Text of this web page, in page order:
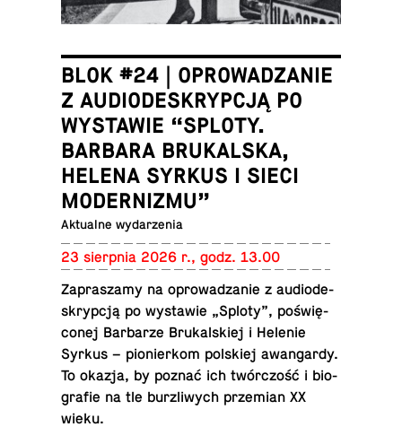
BLOK #24 | OPROWADZANIE
Z AUDIODESKRYPCJĄ PO
WYSTAWIE “SPLOTY.
BARBARA BRUKALSKA,
HELENA SYRKUS I SIECI
MODERNIZMU”
Ak­tu­al­ne wydarzenia
23 sierp­nia 2026 r., godz. 13.00
Za­pra­sza­my na opro­wa­dza­nie z au­dio­de­
skryp­cją po wy­sta­wie „Sploty”, po­świę­
co­nej Bar­ba­rze Bru­kal­skiej i Helenie
Syrkus – pio­nier­kom pol­skiej awan­gar­dy.
To okazja, by poznać ich twór­czość i bio­
gra­fie na tle burz­li­wych prze­mian XX
wieku.